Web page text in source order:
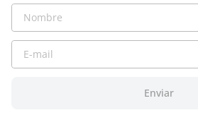
Enviar